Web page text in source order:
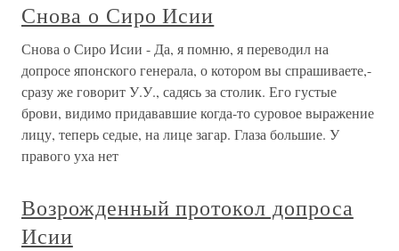
Снова о Сиро Исии
Снова о Сиро Исии - Да, я помню, я переводил на
допросе японского генерала, о котором вы спрашиваете,-
сразу же говорит У.У., садясь за столик. Его густые
брови, видимо придававшие когда-то суровое выражение
лицу, теперь седые, на лице загар. Глаза большие. У
правого уха нет
Возрожденный протокол допроса
Исии